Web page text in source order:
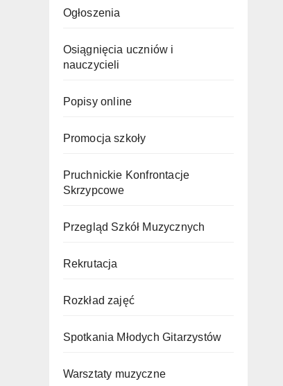
Ogłoszenia
Osiągnięcia uczniów i
nauczycieli
Popisy online
Promocja szkoły
Pruchnickie Konfrontacje
Skrzypcowe
Przegląd Szkół Muzycznych
Rekrutacja
Rozkład zajęć
Spotkania Młodych Gitarzystów
Warsztaty muzyczne